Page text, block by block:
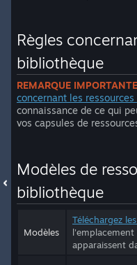
Règles
bibliothèque
REMARQUE
concernant les ressources
connaissance de ce qui
vos capsules de
Modèles de
bibliothèque
Modèles
Téléchargez
apparaissent